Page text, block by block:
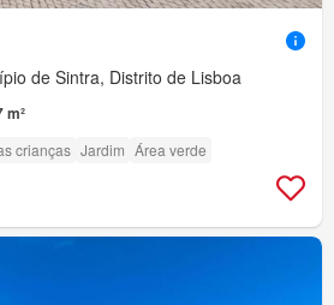
de Sintra, Distrito de Lisboa
m²
crianças Jardim Área verde